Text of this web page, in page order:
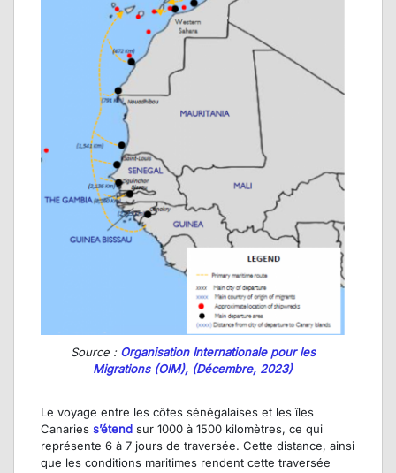
Source : Organisation Internationale pour les
Migrations (OIM), (Décembre, 2023)
Le voyage entre les côtes sénégalaises et les îles
Canaries s’étend sur 1000 à 1500 kilomètres, ce qui
représente 6 à 7 jours de traversée. Cette distance, ainsi
que les conditions maritimes rendent cette traversée